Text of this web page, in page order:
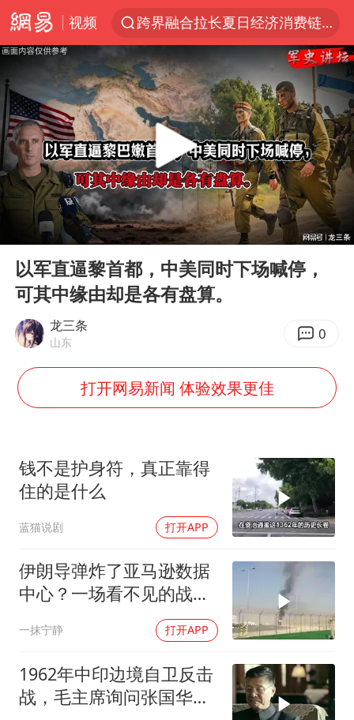
视频
跨界融合拉长夏日经济消费链条
白海豚逼近浙闽沿海
国足U17与阿森纳决赛取消 并列冠军
王艺迪2-4不敌张本美和止步4强
“白海豚”来了！第一批飞机已绑好
白海豚5次眼壁置换
王艺迪无缘横滨赛决赛
杭州部分地铁高架段临时停运
2025年小学教师减少13.19万
武契奇会见泽连斯基有何意图
《龙餐馆》 冲奖
《披荆斩棘2026》阵容官宣
伯克希尔净买入约200亿美元股票
以军士兵把枪口对准中国记者
构建更高水平的全民健身公共服务体系
Play
00:00 06:19
以军直逼黎首都，中美同时下场喊停，
可其中缘由却是各有盘算。
龙三条
山东 0
打开网易新闻 体验效果更佳
钱不是护身符，真正靠得
住的是什么
蓝猫说剧 打开APP
伊朗导弹炸了亚马逊数据
中心？一场看不见的战争
一抹宁静 打开APP
1962年中印边境自卫反击
战，毛主席询问张国华能